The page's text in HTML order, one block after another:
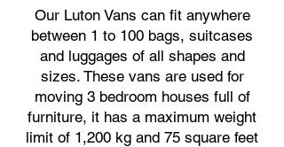
Our Luton Vans can fit anywhere
between 1 to 100 bags, suitcases
and luggages of all shapes and
sizes. These vans are used for
moving 3 bedroom houses full of
furniture, it has a maximum weight
limit of 1,200 kg and 75 square feet